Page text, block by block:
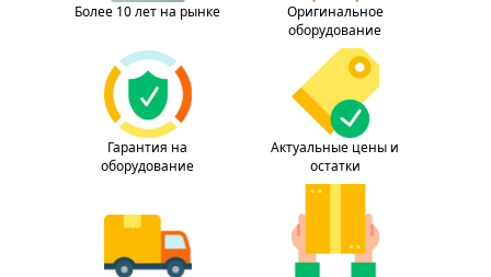
Более 10 лет на рынке
Оригинальное
оборудование
Гарантия на
оборудование
Актуальные цены и
остатки